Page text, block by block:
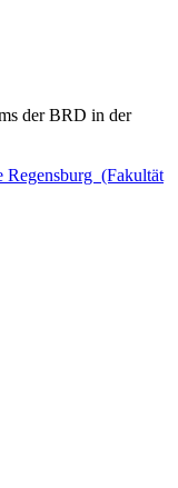
der BRD in der
Regensburg (Fakultät